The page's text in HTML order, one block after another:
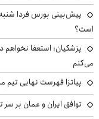
است؟
پزشکیان: استعفا نخواهم
می‌کنم
پیاتزا فهرست نهایی تیم
توافق ایران و عمان بر